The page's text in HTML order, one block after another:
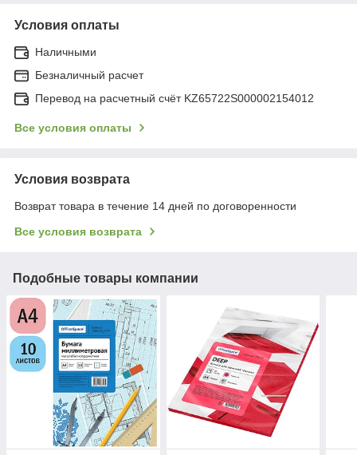
Условия оплаты
Наличными
Безналичный расчет
Перевод на расчетный счёт KZ65722S000002154012
Все условия оплаты
Условия возврата
Возврат товара в течение 14 дней по договоренности
Все условия возврата
Подобные товары компании